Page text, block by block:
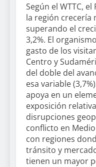
Según el WTTC,
la región crecería
superando el
3,2%. El
gasto de los
Centro y
del doble del
esa variable
apoya en un
exposición
disrupciones
conflicto en
con regiones
tránsito y
tienen un mayor